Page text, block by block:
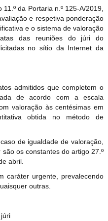
da Portaria n.º 125-A/2019,
e respetiva ponderação
e o sistema de valoração
das reuniões do júri do
no sítio da Internet da
admitidos que completem o
de acordo com a escala
valoração às centésimas em
obtida no método de
de igualdade de valoração,
os constantes do artigo 27.º
abril.
caráter urgente, prevalecendo
outras.